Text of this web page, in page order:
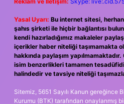
Yasal Uyarı: Bu internet sitesi,
şahıs şirketi ile hiçbir bağlantısı
kendi hazırladığımız makaleler
içerikler haber niteliği taşımamakta
hakkında paylaşım
isim benzerlikleri tamamen
halindedir ve tavsiye niteliği
Sitemiz, 5651 Sayılı Kanun gereğince
Kurumu (BTK) tarafından onaylanmış